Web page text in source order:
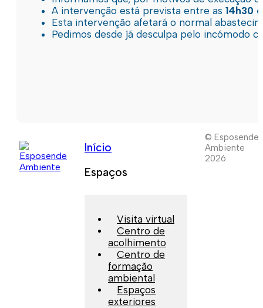
A intervenção está prevista entre as 14h30
Esta intervenção afetará o normal
Pedimos desde já desculpa pelo incómodo
Início
Espaços
Visita virtual
Centro de
acolhimento
Centro de
formação
ambiental
Espaços
exteriores
© Esposende
Ambiente
2026